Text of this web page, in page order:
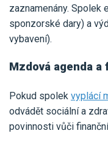
zaznamenány. Spolek
sponzorské dary) a
vybavení).
Mzdová agenda a
Pokud spolek vyplácí
odvádět sociální a
povinnosti vůči